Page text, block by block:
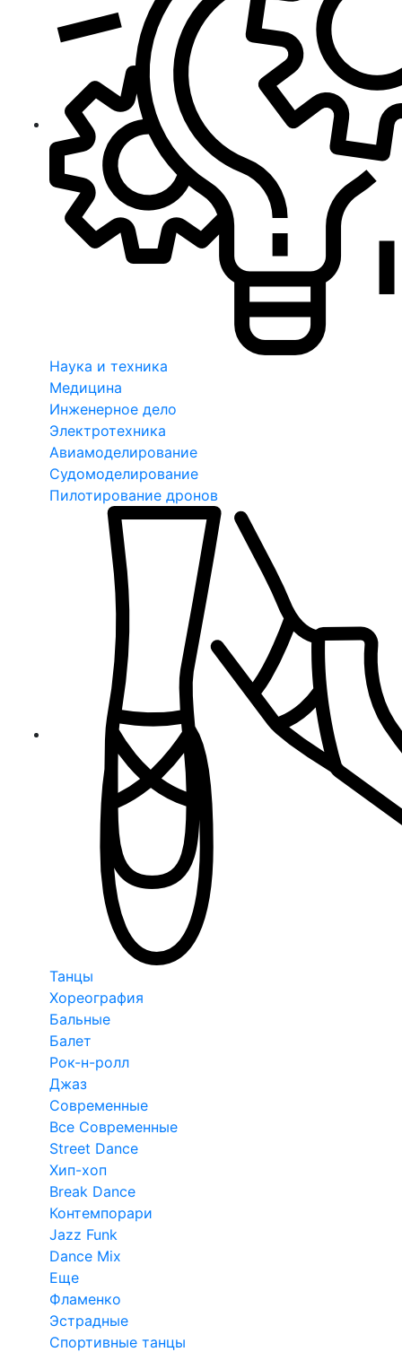
Наука и техника
Медицина
Инженерное дело
Электротехника
Авиамоделирование
Судомоделирование
Пилотирование дронов
Танцы
Хореография
Бальные
Балет
Рок-н-ролл
Джаз
Современные
Все Современные
Street Dance
Хип-хоп
Break Dance
Контемпорари
Jazz Funk
Dance Mix
Еще
Фламенко
Эстрадные
Спортивные танцы